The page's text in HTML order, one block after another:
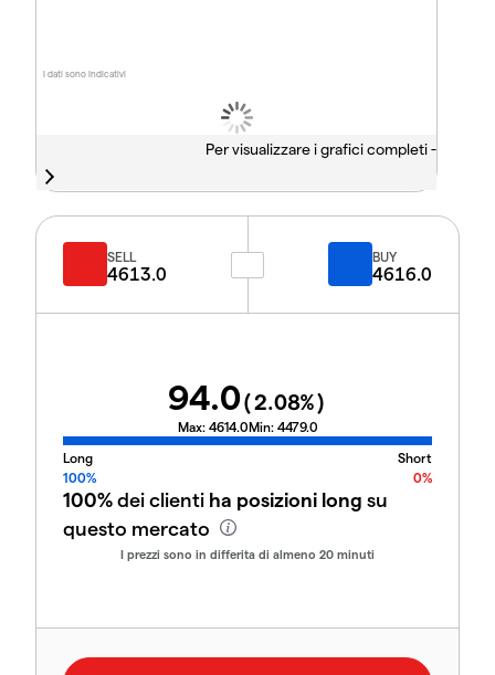
I dati sono indicativi
Per visualizzare i grafici completi -
SELL
4613.0
BUY
4616.0
94.0(2.08%)
Max: 4614.0Min: 4479.0
Long
Short
100%
0%
100%dei clienti ha posizioni long su
questo mercato
I prezzi sono in differita di almeno 20 minuti